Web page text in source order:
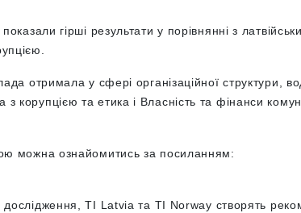
гірші результати у порівнянні з
отримала у сфері організаційної структури,
та етика і Власність та фінанси
можна ознайомитись за посиланням:
TI Latvia та TI Norway створять